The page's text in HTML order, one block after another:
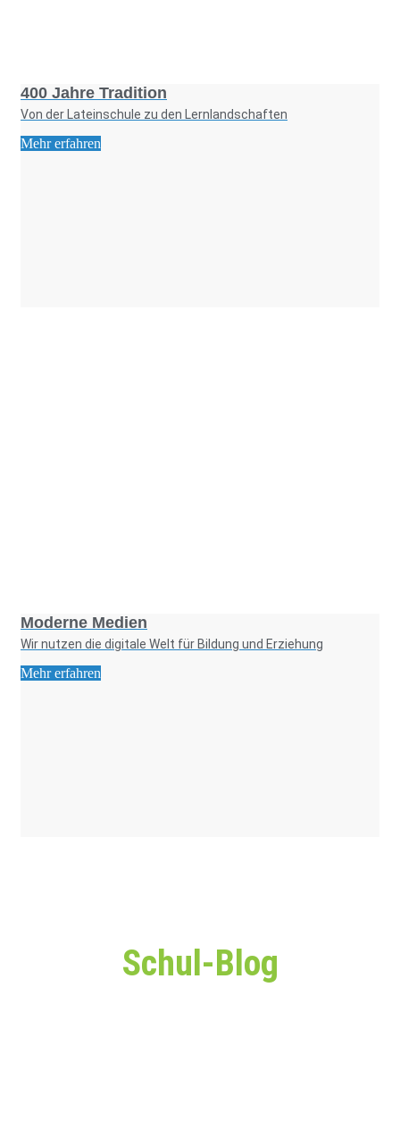
400 Jahre Tradition
Von der Lateinschule zu den Lernlandschaften
Mehr erfahren
Moderne Medien
Wir nutzen die digitale Welt für Bildung und Erziehung
Mehr erfahren
Schul-Blog